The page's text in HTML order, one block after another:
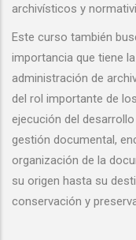
archivísticos y
Este curso también
importancia que tiene
administración de
del rol importante de
ejecución del
gestión documental,
organización de la
su origen hasta su
conservación y